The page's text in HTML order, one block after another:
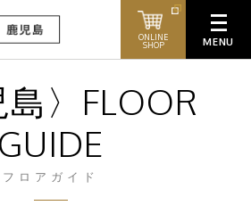
ONLINE
SHOP
島〉FLOOR
GUIDE
フロアガイド